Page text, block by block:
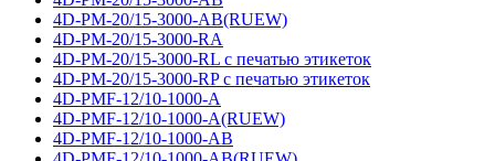
4D-PM-20/15-3000-AB(RUEW)
4D-PM-20/15-3000-RA
4D-PM-20/15-3000-RL с печатью этикеток
4D-PM-20/15-3000-RP с печатью этикеток
4D-PMF-12/10-1000-A
4D-PMF-12/10-1000-A(RUEW)
4D-PMF-12/10-1000-AB